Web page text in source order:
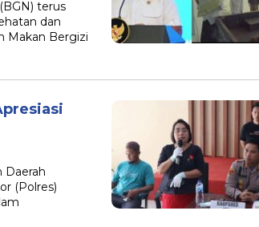
terus
dan
Makan Bergizi
Daerah
(Polres)